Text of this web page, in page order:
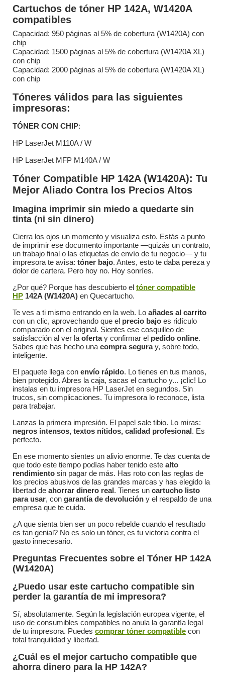
Cartuchos de tóner HP 142A, W1420A
compatibles
Capacidad: 950 páginas al 5% de cobertura (W1420A) con
chip
Capacidad: 1500 páginas al 5% de cobertura (W1420A XL)
con chip
Capacidad: 2000 páginas al 5% de cobertura (W1420A XL)
con chip
Tóneres válidos para las siguientes
impresoras:
TÓNER CON CHIP:
HP LaserJet M110A / W
HP LaserJet MFP M140A / W
Tóner Compatible HP 142A (W1420A): Tu
Mejor Aliado Contra los Precios Altos
Imagina imprimir sin miedo a quedarte sin
tinta (ni sin dinero)
Cierra los ojos un momento y visualiza esto. Estás a punto
de imprimir ese documento importante —quizás un contrato,
un trabajo final o las etiquetas de envío de tu negocio— y tu
impresora te avisa: tóner bajo. Antes, esto te daba pereza y
dolor de cartera. Pero hoy no. Hoy sonríes.
¿Por qué? Porque has descubierto el tóner compatible
HP 142A (W1420A) en Quecartucho.
Te ves a ti mismo entrando en la web. Lo añades al carrito
con un clic, aprovechando que el precio bajo es ridículo
comparado con el original. Sientes ese cosquilleo de
satisfacción al ver la ofertay confirmar el pedido online.
Sabes que has hecho una compra seguray, sobre todo,
inteligente.
El paquete llega con envío rápido. Lo tienes en tus manos,
bien protegido. Abres la caja, sacas el cartucho y... ¡clic! Lo
instalas en tu impresora HP LaserJet en segundos. Sin
trucos, sin complicaciones. Tu impresora lo reconoce, lista
para trabajar.
Lanzas la primera impresión. El papel sale tibio. Lo miras:
negros intensos, textos nítidos, calidad profesional. Es
perfecto.
En ese momento sientes un alivio enorme. Te das cuenta de
que todo este tiempo podías haber tenido este alto
rendimiento sin pagar de más. Has roto con las reglas de
los precios abusivos de las grandes marcas y has elegido la
libertad de ahorrar dinero real. Tienes un cartucho listo
para usar, con garantía de devolución y el respaldo de una
empresa que te cuida.
¿A que sienta bien ser un poco rebelde cuando el resultado
es tan genial? No es solo un tóner, es tu victoria contra el
gasto innecesario.
Preguntas Frecuentes sobre el Tóner HP 142A
(W1420A)
¿Puedo usar este cartucho compatible sin
perder la garantía de mi impresora?
Sí, absolutamente. Según la legislación europea vigente, el
uso de consumibles compatibles no anula la garantía legal
de tu impresora. Puedes comprar tóner compatible con
total tranquilidad y libertad.
¿Cuál es el mejor cartucho compatible que
ahorra dinero para la HP 142A?